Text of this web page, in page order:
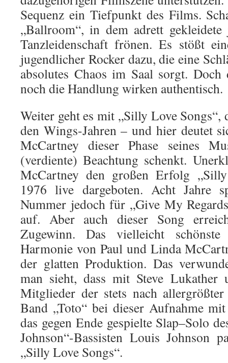
Sequenz ein Tiefpunkt des Films.
„Ballroom“, in dem adrett
Tanzleidenschaft frönen. Es stößt
jugendlicher Rocker dazu, die eine
absolutes Chaos im Saal sorgt.
noch die Handlung wirken authentisch.
Weiter geht es mit „Silly Love Songs“,
den Wings-Jahren – und hier deutet
McCartney dieser Phase seines
(verdiente) Beachtung schenkt.
McCartney den großen Erfolg
1976 live dargeboten. Acht Jahre
Nummer jedoch für „Give My
auf. Aber auch dieser Song
Zugewinn. Das vielleicht
Harmonie von Paul und Linda
der glatten Produktion. Das
man sieht, dass mit Steve Lukather
Mitglieder der stets nach allergrößter
Band „Toto“ bei dieser Aufnahme
das gegen Ende gespielte Slap–Solo
Johnson“-Bassisten Louis Johnson
„Silly Love Songs“.